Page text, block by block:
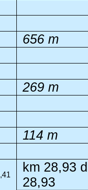
656 m
269 m
114 m
km 28,93
28,93